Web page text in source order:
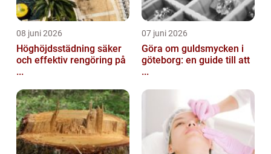
08 juni 2026
Höghöjdsstädning säker
och effektiv rengöring på
...
07 juni 2026
Göra om guldsmycken i
göteborg: en guide till att
...